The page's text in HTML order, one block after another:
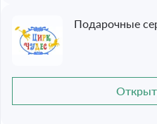
Подарочные